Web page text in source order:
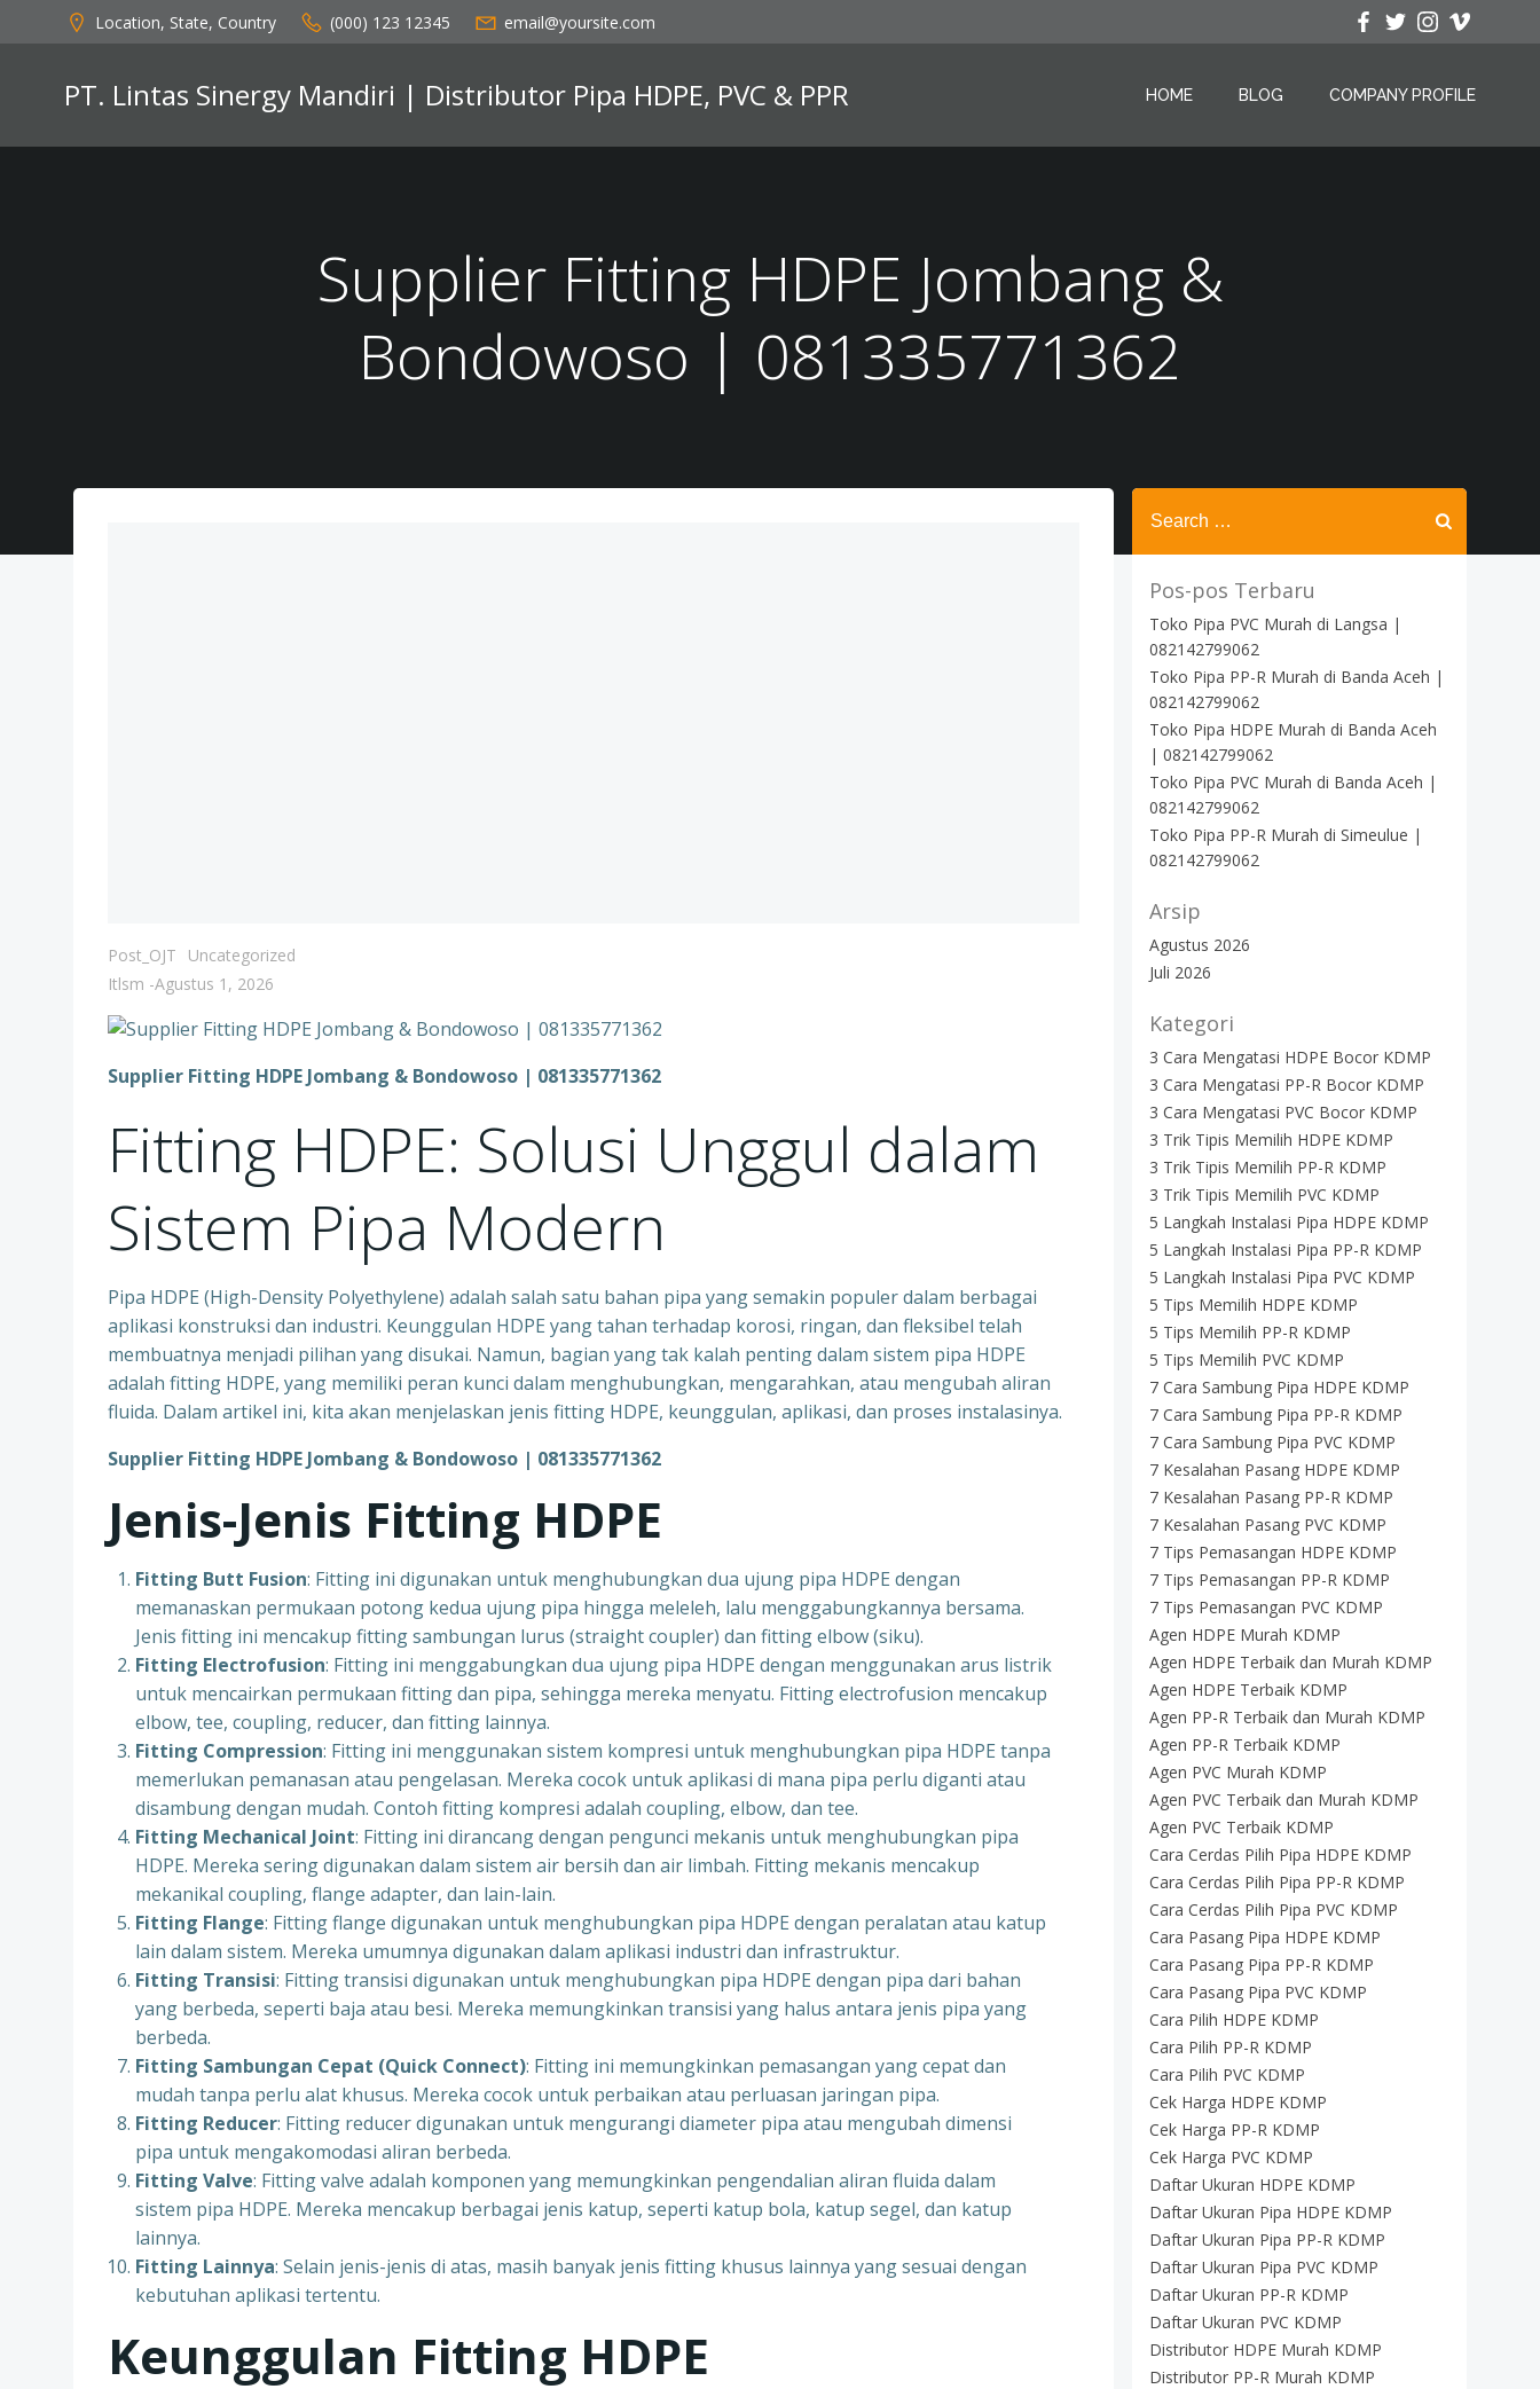
to
Location, State, Country (000) 123 12345 email@yoursite.com
PT. Lintas Sinergy Mandiri | Distributor Pipa HDPE, PVC & PPR HOME BLOG COMPANY PROFILE
Supplier Fitting HDPE Jombang &
Bondowoso | 081335771362
Post_OJT
Uncategorized
Itlsm -Agustus 1, 2026
Supplier Fitting HDPE Jombang & Bondowoso | 081335771362
Fitting HDPE: Solusi Unggul dalam
Sistem Pipa Modern
Pipa HDPE (High-Density Polyethylene) adalah salah satu bahan pipa yang semakin populer dalam berbagai
aplikasi konstruksi dan industri. Keunggulan HDPE yang tahan terhadap korosi, ringan, dan fleksibel telah
membuatnya menjadi pilihan yang disukai. Namun, bagian yang tak kalah penting dalam sistem pipa HDPE
adalah fitting HDPE, yang memiliki peran kunci dalam menghubungkan, mengarahkan, atau mengubah aliran
fluida. Dalam artikel ini, kita akan menjelaskan jenis fitting HDPE, keunggulan, aplikasi, dan proses instalasinya.
Supplier Fitting HDPE Jombang & Bondowoso | 081335771362
Jenis-Jenis Fitting HDPE
Fitting Butt Fusion: Fitting ini digunakan untuk menghubungkan dua ujung pipa HDPE dengan
memanaskan permukaan potong kedua ujung pipa hingga meleleh, lalu menggabungkannya bersama.
Jenis fitting ini mencakup fitting sambungan lurus (straight coupler) dan fitting elbow (siku).
Fitting Electrofusion: Fitting ini menggabungkan dua ujung pipa HDPE dengan menggunakan arus listrik
untuk mencairkan permukaan fitting dan pipa, sehingga mereka menyatu. Fitting electrofusion mencakup
elbow, tee, coupling, reducer, dan fitting lainnya.
Fitting Compression: Fitting ini menggunakan sistem kompresi untuk menghubungkan pipa HDPE tanpa
memerlukan pemanasan atau pengelasan. Mereka cocok untuk aplikasi di mana pipa perlu diganti atau
disambung dengan mudah. Contoh fitting kompresi adalah coupling, elbow, dan tee.
Fitting Mechanical Joint: Fitting ini dirancang dengan pengunci mekanis untuk menghubungkan pipa
HDPE. Mereka sering digunakan dalam sistem air bersih dan air limbah. Fitting mekanis mencakup
mekanikal coupling, flange adapter, dan lain-lain.
Fitting Flange: Fitting flange digunakan untuk menghubungkan pipa HDPE dengan peralatan atau katup
lain dalam sistem. Mereka umumnya digunakan dalam aplikasi industri dan infrastruktur.
Fitting Transisi: Fitting transisi digunakan untuk menghubungkan pipa HDPE dengan pipa dari bahan
yang berbeda, seperti baja atau besi. Mereka memungkinkan transisi yang halus antara jenis pipa yang
berbeda.
Fitting Sambungan Cepat (Quick Connect): Fitting ini memungkinkan pemasangan yang cepat dan
mudah tanpa perlu alat khusus. Mereka cocok untuk perbaikan atau perluasan jaringan pipa.
Fitting Reducer: Fitting reducer digunakan untuk mengurangi diameter pipa atau mengubah dimensi
pipa untuk mengakomodasi aliran berbeda.
Fitting Valve: Fitting valve adalah komponen yang memungkinkan pengendalian aliran fluida dalam
sistem pipa HDPE. Mereka mencakup berbagai jenis katup, seperti katup bola, katup segel, dan katup
lainnya.
Fitting Lainnya: Selain jenis-jenis di atas, masih banyak jenis fitting khusus lainnya yang sesuai dengan
kebutuhan aplikasi tertentu.
Keunggulan Fitting HDPE
Search
for:
Pos-pos Terbaru
Toko Pipa PVC Murah di Langsa |
082142799062
Toko Pipa PP-R Murah di Banda Aceh |
082142799062
Toko Pipa HDPE Murah di Banda Aceh
| 082142799062
Toko Pipa PVC Murah di Banda Aceh |
082142799062
Toko Pipa PP-R Murah di Simeulue |
082142799062
Arsip
Agustus 2026
Juli 2026
Kategori
3 Cara Mengatasi HDPE Bocor KDMP
3 Cara Mengatasi PP-R Bocor KDMP
3 Cara Mengatasi PVC Bocor KDMP
3 Trik Tipis Memilih HDPE KDMP
3 Trik Tipis Memilih PP-R KDMP
3 Trik Tipis Memilih PVC KDMP
5 Langkah Instalasi Pipa HDPE KDMP
5 Langkah Instalasi Pipa PP-R KDMP
5 Langkah Instalasi Pipa PVC KDMP
5 Tips Memilih HDPE KDMP
5 Tips Memilih PP-R KDMP
5 Tips Memilih PVC KDMP
7 Cara Sambung Pipa HDPE KDMP
7 Cara Sambung Pipa PP-R KDMP
7 Cara Sambung Pipa PVC KDMP
7 Kesalahan Pasang HDPE KDMP
7 Kesalahan Pasang PP-R KDMP
7 Kesalahan Pasang PVC KDMP
7 Tips Pemasangan HDPE KDMP
7 Tips Pemasangan PP-R KDMP
7 Tips Pemasangan PVC KDMP
Agen HDPE Murah KDMP
Agen HDPE Terbaik dan Murah KDMP
Agen HDPE Terbaik KDMP
Agen PP-R Terbaik dan Murah KDMP
Agen PP-R Terbaik KDMP
Agen PVC Murah KDMP
Agen PVC Terbaik dan Murah KDMP
Agen PVC Terbaik KDMP
Cara Cerdas Pilih Pipa HDPE KDMP
Cara Cerdas Pilih Pipa PP-R KDMP
Cara Cerdas Pilih Pipa PVC KDMP
Cara Pasang Pipa HDPE KDMP
Cara Pasang Pipa PP-R KDMP
Cara Pasang Pipa PVC KDMP
Cara Pilih HDPE KDMP
Cara Pilih PP-R KDMP
Cara Pilih PVC KDMP
Cek Harga HDPE KDMP
Cek Harga PP-R KDMP
Cek Harga PVC KDMP
Daftar Ukuran HDPE KDMP
Daftar Ukuran Pipa HDPE KDMP
Daftar Ukuran Pipa PP-R KDMP
Daftar Ukuran Pipa PVC KDMP
Daftar Ukuran PP-R KDMP
Daftar Ukuran PVC KDMP
Distributor HDPE Murah KDMP
Distributor PP-R Murah KDMP